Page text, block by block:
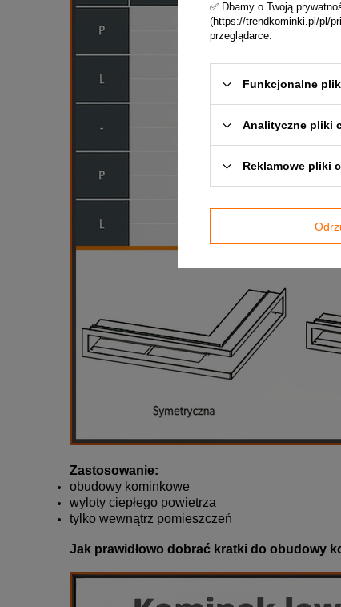
Zastosowanie:
obudowy kominkowe
wyloty ciepłego powietrza
tylko wewnątrz pomieszczeń
Jak prawidłowo dobrać kratki do obudowy
✅ Dbamy o Twoją
(https://trendkominki.pl/pl/
przeglądarce.
Funkcjonalne
Analityczne pliki
Reklamowe pliki